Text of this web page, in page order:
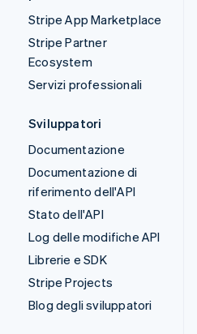
Stripe App Marketplace
Stripe Partner
Ecosystem
Servizi professionali
Sviluppatori
Documentazione
Documentazione di
riferimento dell'API
Stato dell'API
Log delle modifiche API
Librerie e SDK
Stripe Projects
Blog degli sviluppatori